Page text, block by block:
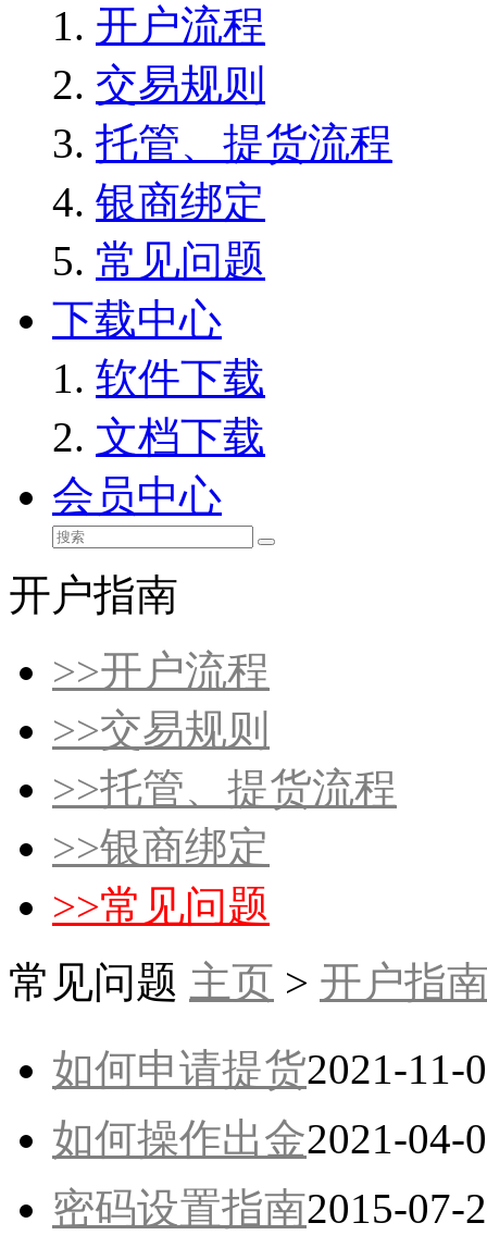
开户流程
交易规则
托管、提货流程
银商绑定
常见问题
下载中心
软件下载
文档下载
会员中心
开户指南
>>开户流程
>>交易规则
>>托管、提货流程
>>银商绑定
>>常见问题
常见问题 主页 > 开户指
如何申请提货2021-11-
如何操作出金2021-04-
密码设置指南2015-07-